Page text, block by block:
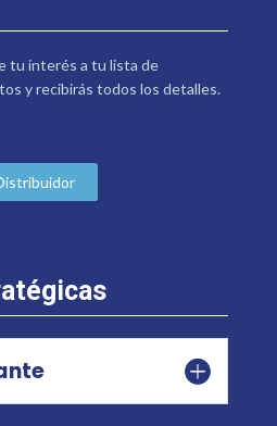
tu interés a tu lista de
y recibirás todos los detalles.